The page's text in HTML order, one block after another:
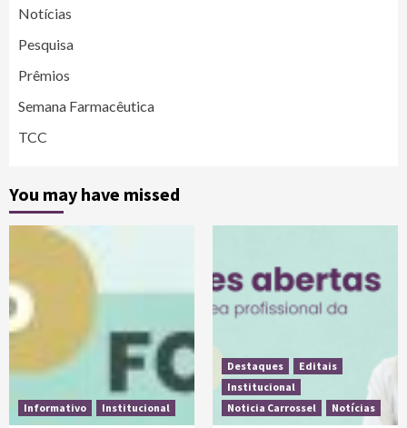
Notícias
Pesquisa
Prêmios
Semana Farmacêutica
TCC
You may have missed
Informativo Institucional
Destaques
Editais
Institucional
Noticia Carrossel
Notícias